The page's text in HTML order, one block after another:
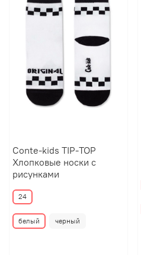
Conte-kids TIP-TOP
Хлопковые носки с
рисунками
24
белый черный